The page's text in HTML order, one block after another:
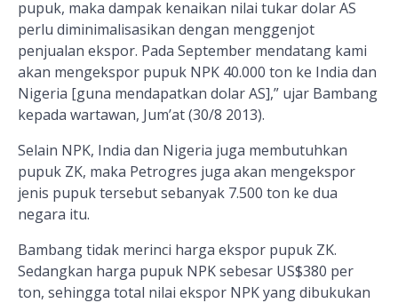
pupuk, maka dampak kenaikan nilai tukar dolar AS
perlu diminimalisasikan dengan menggenjot
penjualan ekspor. Pada September mendatang kami
akan mengekspor pupuk NPK 40.000 ton ke India dan
Nigeria [guna mendapatkan dolar AS],” ujar Bambang
kepada wartawan, Jum’at (30/8 2013).
Selain NPK, India dan Nigeria juga membutuhkan
pupuk ZK, maka Petrogres juga akan mengekspor
jenis pupuk tersebut sebanyak 7.500 ton ke dua
negara itu.
Bambang tidak merinci harga ekspor pupuk ZK.
Sedangkan harga pupuk NPK sebesar US$380 per
ton, sehingga total nilai ekspor NPK yang dibukukan